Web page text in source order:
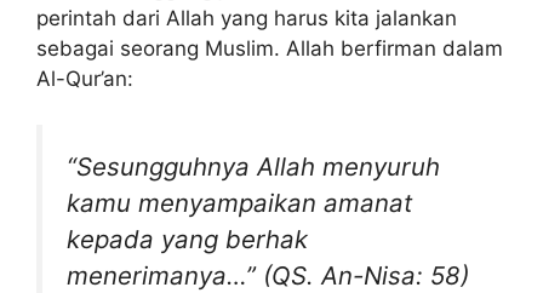
perintah dari Allah yang harus kita jalankan
sebagai seorang Muslim. Allah berfirman dalam
Al-Qur’an:
“Sesungguhnya Allah menyuruh
kamu menyampaikan amanat
kepada yang berhak
menerimanya…” (QS. An-Nisa: 58)